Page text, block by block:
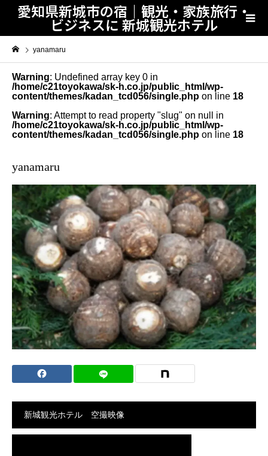
愛知県新城市の宿｜観光・家族旅行・
ビジネスに 新城観光ホテル
yanamaru
Warning: Undefined array key 0 in
/home/c21toyokawa/sk-h.co.jp/public_html/wp-
content/themes/kadan_tcd056/single.php on line 18
Warning: Attempt to read property "slug" on null in
/home/c21toyokawa/sk-h.co.jp/public_html/wp-
content/themes/kadan_tcd056/single.php on line 18
yanamaru
新城観光ホテル 空撮映像